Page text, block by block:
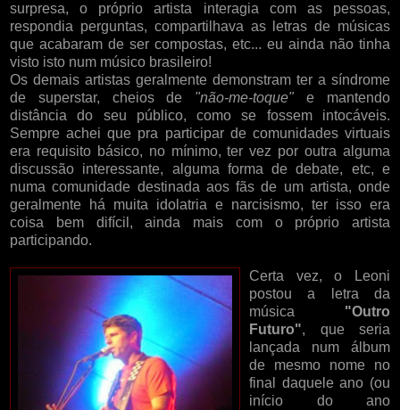
surpresa, o próprio artista interagia com as pessoas,
respondia perguntas, compartilhava as letras de músicas
que acabaram de ser compostas, etc... eu ainda não tinha
visto isto num músico brasileiro!
Os demais artistas geralmente demonstram ter a síndrome
de superstar, cheios de "não-me-toque" e mantendo
distância do seu público, como se fossem intocáveis.
Sempre achei que pra participar de comunidades virtuais
era requisito básico, no mínimo, ter vez por outra alguma
discussão interessante, alguma forma de debate, etc, e
numa comunidade destinada aos fãs de um artista, onde
geralmente há muita idolatria e narcisismo, ter isso era
coisa bem difícil, ainda mais com o próprio artista
participando.
Certa vez, o Leoni
postou a letra da
música "Outro
Futuro", que seria
lançada num álbum
de mesmo nome no
final daquele ano (ou
início do ano